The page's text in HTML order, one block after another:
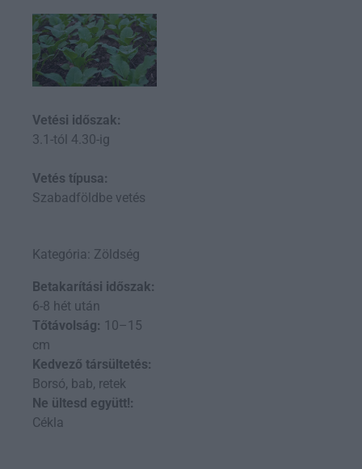
Vetési időszak:
3.1-tól 4.30-ig
Vetés típusa:
Szabadföldbe vetés
Kategória: Zöldség
Betakarítási időszak:
6-8 hét után
Tőtávolság: 10–15
cm
Kedvező társültetés:
Borsó, bab, retek
Ne ültesd együtt!:
Cékla